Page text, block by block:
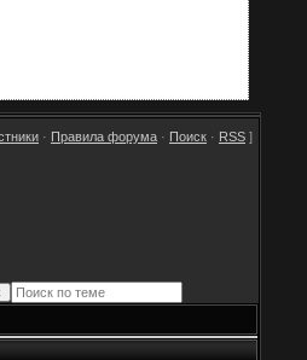
· Правила форума · Поиск · RSS ]